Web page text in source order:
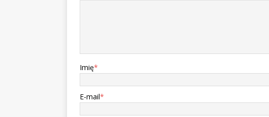
Imię*
E-mail*